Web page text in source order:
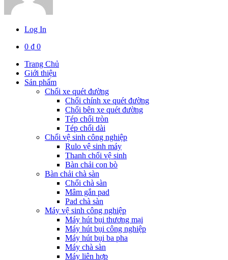
Log In
0 ₫ 0
Trang Chủ
Giới thiệu
Sản phẩm
Chổi xe quét đường
Chổi chính xe quét đường
Chổi bên xe quét đường
Tép chổi tròn
Tép chổi dài
Chổi vệ sinh công nghiệp
Rulo vệ sinh máy
Thanh chổi vệ sinh
Bàn chải con bò
Bàn chải chà sàn
Chổi chà sàn
Mâm gắn pad
Pad chà sàn
Máy vệ sinh công nghiệp
Máy hút bụi thương mại
Máy hút bụi công nghiệp
Máy hút bụi ba pha
Máy chà sàn
Máy liên hợp